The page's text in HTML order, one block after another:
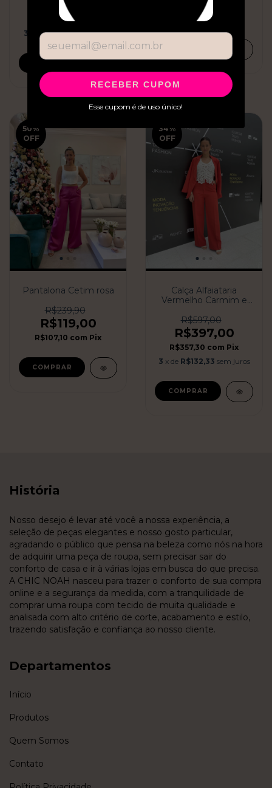
RECEBER CUPOM
Esse cupom é de uso único!
R$187,00
R$168,30com
3
x deR$62,33 sem juros
R$79,95
R$71,96com
50 %
OFF
Pantalona Cetim rosa
R$239,90
R$119,00
R$107,10 com Pix
COMPRAR
34 %
OFF
Calça Alfaiataria
Vermelho Carmim e
R$597,00
R$397,00
R$357,30 com Pix
3 x de R$132,33 sem juros
COMPRAR
História
Nosso desejo é levar até você a nossa experiência, a
seleção de peças elegantes e nosso gosto particular,
agradando o público que pensa na beleza como nós na hora
de adquirir uma peça de roupa, sem precisar sair do
conforto de casa e ir à várias lojas em busca do que precisa.
A CHIC NOAH nasceu para trazer o conforto de sua compra
online e a segurança da medida, com a tranquilidade de
comprar uma roupa com tecido de muita qualidade e
analisada com alto critério de corte, acabamento e estilo,
trazendo satisfação e confiança ao nosso cliente.
Departamentos
Início
Produtos
Quem Somos
Contato